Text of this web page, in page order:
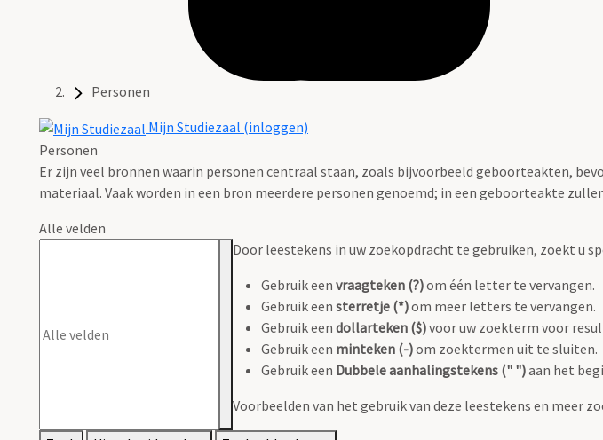
Personen
Mijn Studiezaal (inloggen)
Personen
Er zijn veel bronnen waarin personen centraal staan, zoals bijvoorbeeld geboorteakten,
materiaal. Vaak worden in een bron meerdere personen genoemd; in een geboorteakte
Alle velden
Door leestekens in uw zoekopdracht te gebruiken, zoekt u
Gebruik een vraagteken (?)om één letter te vervangen.
Gebruik een sterretje (*)om meer letters te vervangen.
Gebruik een dollarteken ($)voor uw zoekterm voor
Gebruik een minteken (-)om zoektermen uit te sluiten.
Gebruik een Dubbele aanhalingstekens (" ")aan het
Voorbeelden van het gebruik van deze leestekens en meer